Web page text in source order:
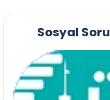
Sosyal